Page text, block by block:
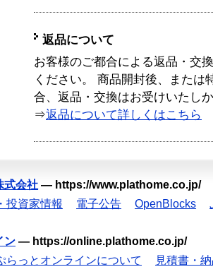
返品について
お客様のご都合による返品・交
ください。 商品開封後、または
合、返品・交換はお受けいたし
⇒返品について詳しくはこちら
式会社 — https://www.plathome.co.jp/
投資家情報 電子公告 OpenBlocks
ン — https://online.plathome.co.jp/
らっとオンラインについて 見積書・